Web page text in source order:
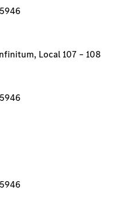
Local 107 – 108